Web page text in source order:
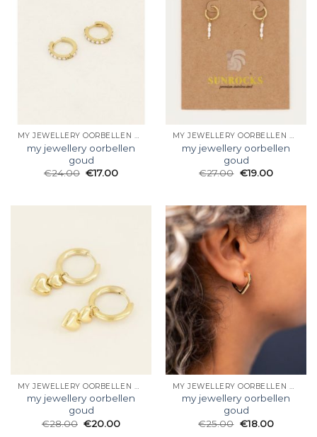
MY JEWELLERY OORBELLEN GOUD
my jewellery oorbellen
goud
€24.00 €17.00
MY JEWELLERY OORBELLEN GOUD
my jewellery oorbellen
goud
€27.00 €19.00
my jewellery oorbellen
goud
€28.00 €20.00
my jewellery oorbellen
goud
€25.00 €18.00